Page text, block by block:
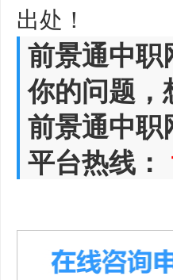
出处！
前景通中职
你的问题，
前景通中职
平台热线：